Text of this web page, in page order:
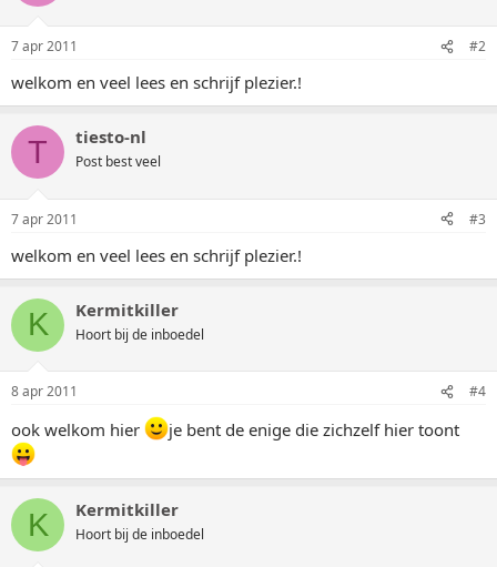
7 apr 2011 #2
welkom en veel lees en schrijf plezier.!
T tiesto-nl
Post best veel
7 apr 2011 #3
welkom en veel lees en schrijf plezier.!
K Kermitkiller
Hoort bij de inboedel
8 apr 2011 #4
ook welkom hier je bent de enige die zichzelf hier toont
K Kermitkiller
Hoort bij de inboedel